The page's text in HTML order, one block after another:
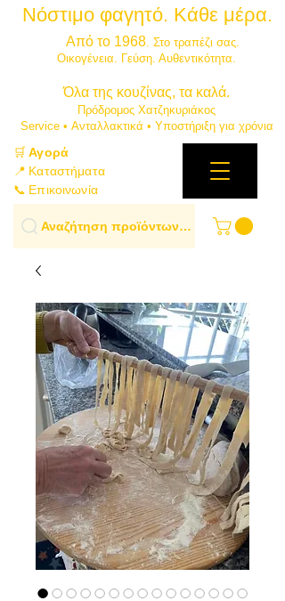
Νόστιμο φαγητό. Κάθε μέρα.
Από το 1968. Στο τραπέζι σας.
​Οικογένεια. Γεύση. Αυθεντικότητα.
​Όλα της κουζίνας, τα καλά.
Πρόδρομος Χατζηκυριάκος
​Service • Ανταλλακτικά • Υποστήριξη για χρόνια
🛒Αγορά
📍 Καταστήματα
📞 Επικοινωνία
Αναζήτηση προϊόντων…